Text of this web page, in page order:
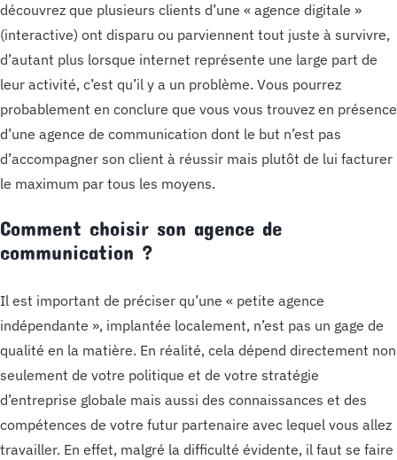
découvrez que plusieurs clients d’une « agence digitale »
(interactive) ont disparu ou parviennent tout juste à survivre,
d’autant plus lorsque internet représente une large part de
leur activité, c’est qu’il y a un problème. Vous pourrez
probablement en conclure que vous vous trouvez en présence
d’une agence de communication dont le but n’est pas
d’accompagner son client à réussir mais plutôt de lui facturer
le maximum par tous les moyens.
Comment choisir son agence de
communication ?
Il est important de préciser qu’une « petite agence
indépendante », implantée localement, n’est pas un gage de
qualité en la matière. En réalité, cela dépend directement non
seulement de votre politique et de votre stratégie
d’entreprise globale mais aussi des connaissances et des
compétences de votre futur partenaire avec lequel vous allez
travailler. En effet, malgré la difficulté évidente, il faut se faire